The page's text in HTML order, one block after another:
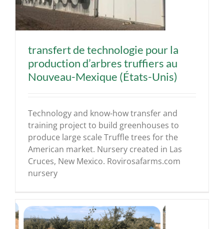
transfert de technologie pour la
production d’arbres truffiers au
Nouveau-Mexique (États-Unis)
Technology and know-how transfer and
training project to build greenhouses to
produce large scale Truffle trees for the
American market. Nursery created in Las
Cruces, New Mexico. Rovirosafarms.com
nursery